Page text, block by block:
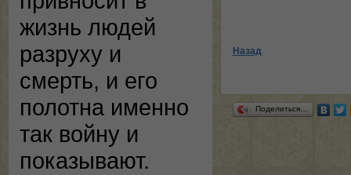
жизнь людей
разруху и
смерть, и его
полотна именно
так войну и
показывают.
Назад
Поделиться…